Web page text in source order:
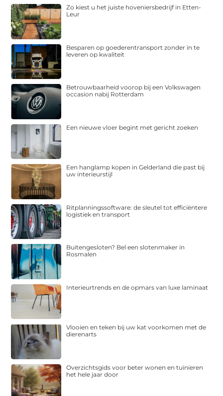
Zo kiest u het juiste hoveniersbedrijf in Etten-
Leur
Besparen op goederentransport zonder in te
leveren op kwaliteit
Betrouwbaarheid voorop bij een Volkswagen
occasion nabij Rotterdam
Een nieuwe vloer begint met gericht zoeken
Een hanglamp kopen in Gelderland die past bij
uw interieurstijl
Ritplanningssoftware: de sleutel tot efficiëntere
logistiek en transport
Buitengesloten? Bel een slotenmaker in
Rosmalen
Interieurtrends en de opmars van luxe laminaat
Vlooien en teken bij uw kat voorkomen met de
dierenarts
Overzichtsgids voor beter wonen en tuinieren
het hele jaar door